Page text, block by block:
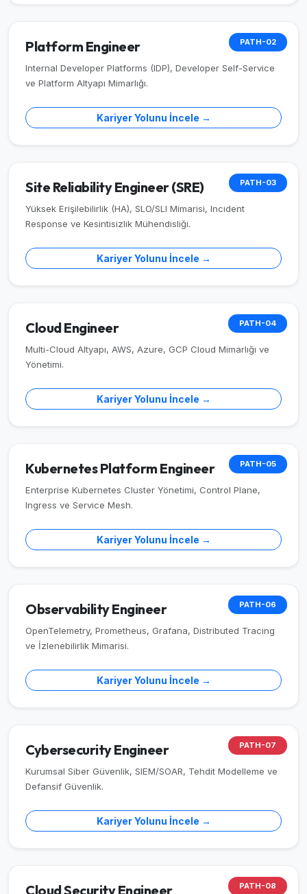
PATH-02
Platform Engineer
Internal Developer Platforms (IDP), Developer Self-Service
ve Platform Altyapı Mimarlığı.
Kariyer Yolunu İncele →
PATH-03
Site Reliability Engineer (SRE)
Yüksek Erişilebilirlik (HA), SLO/SLI Mimarisi, Incident
Response ve Kesintisizlik Mühendisliği.
Kariyer Yolunu İncele →
PATH-04
Cloud Engineer
Multi-Cloud Altyapı, AWS, Azure, GCP Cloud Mimarlığı ve
Yönetimi.
Kariyer Yolunu İncele →
PATH-05
Kubernetes Platform Engineer
Enterprise Kubernetes Cluster Yönetimi, Control Plane,
Ingress ve Service Mesh.
Kariyer Yolunu İncele →
PATH-06
Observability Engineer
OpenTelemetry, Prometheus, Grafana, Distributed Tracing
ve İzlenebilirlik Mimarisi.
Kariyer Yolunu İncele →
PATH-07
Cybersecurity Engineer
Kurumsal Siber Güvenlik, SIEM/SOAR, Tehdit Modelleme ve
Defansif Güvenlik.
Kariyer Yolunu İncele →
PATH-08
Cloud Security Engineer